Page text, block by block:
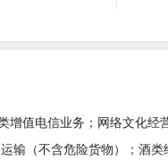
增值电信业务；网络文化
输（不含危险货物）；酒